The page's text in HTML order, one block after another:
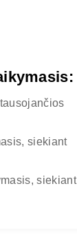
siekiant
siekiant